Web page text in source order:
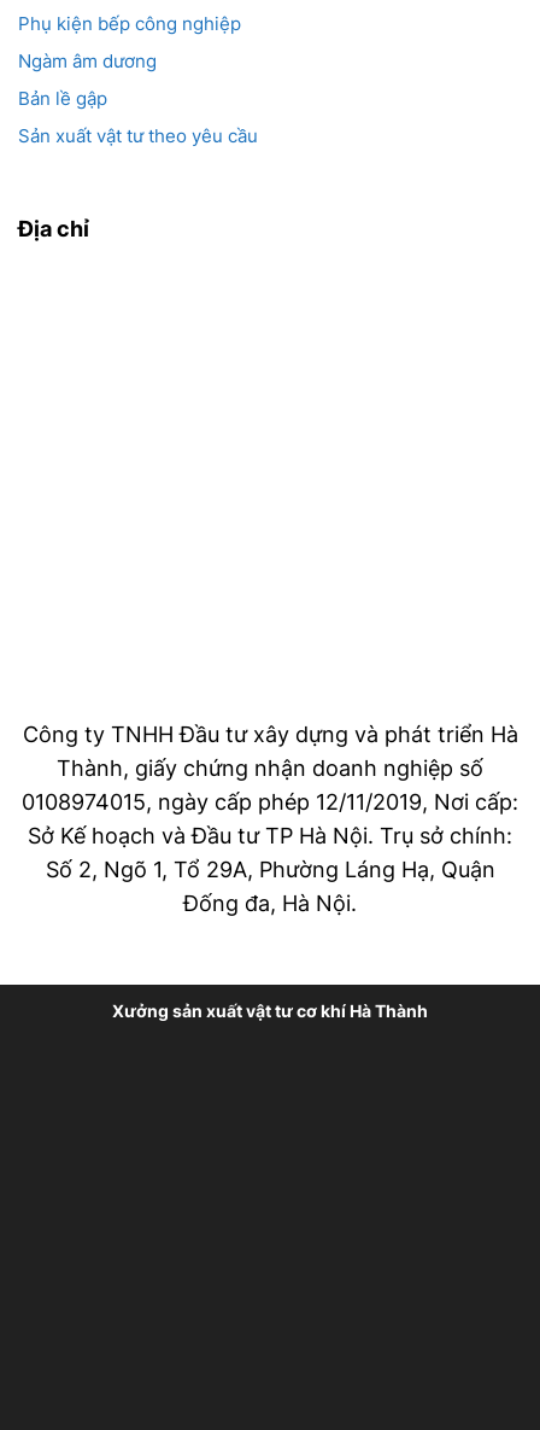
Phụ kiện bếp công nghiệp
Ngàm âm dương
Bản lề gập
Sản xuất vật tư theo yêu cầu
Địa chỉ
Công ty TNHH Đầu tư xây dựng và phát triển Hà
Thành, giấy chứng nhận doanh nghiệp số
0108974015, ngày cấp phép 12/11/2019, Nơi cấp:
Sở Kế hoạch và Đầu tư TP Hà Nội. Trụ sở chính:
Số 2, Ngõ 1, Tổ 29A, Phường Láng Hạ, Quận
Đống đa, Hà Nội.
Xưởng sản xuất vật tư cơ khí Hà Thành